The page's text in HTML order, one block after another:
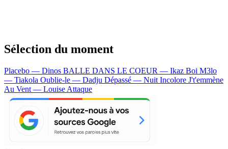
Sélection du moment
Placebo — Dinos BALLE DANS LE COEUR — Ikaz Boi M3lo
— Tiakola Oublie-le — Dadju Dépassé — Nuit Incolore J't'emmène
Au Vent — Louise Attaque